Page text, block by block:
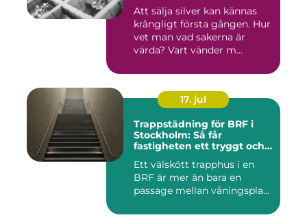
Att sälja silver kan kännas
krångligt första gången. Hur
vet man vad sakerna är
värda? Vart vänder m...
17. jul
Trappstädning för BRF i
Stockholm: Så får
fastigheten ett tryggt och
Ett välskött trapphus i en
BRF är mer än bara en
passage mellan våningspla...